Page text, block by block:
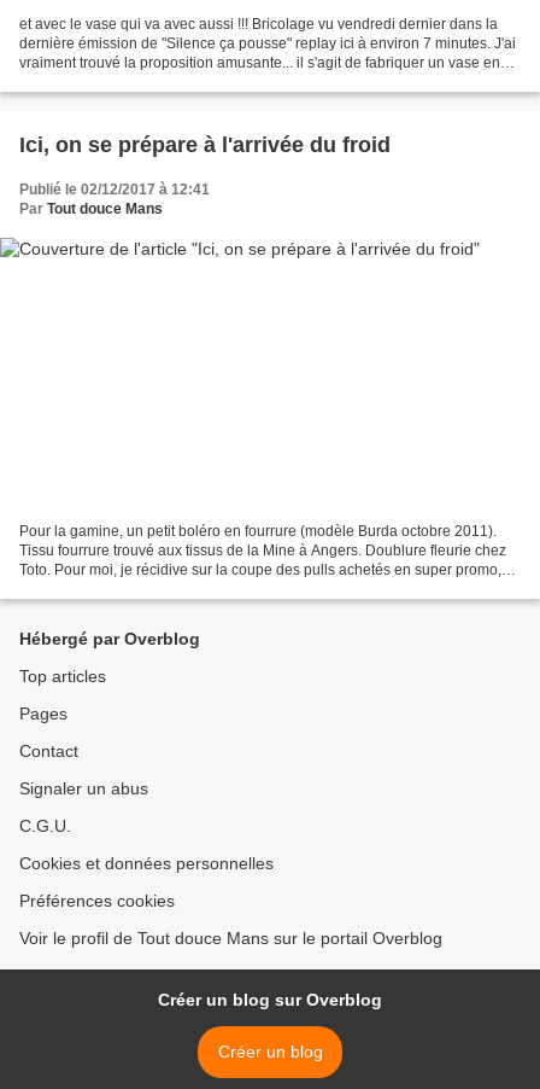
et avec le vase qui va avec aussi !!! Bricolage vu vendredi dernier dans la
dernière émission de "Silence ça pousse" replay ici à environ 7 minutes. J'ai
vraiment trouvé la proposition amusante... il s'agit de fabriquer un vase en
Ici, on se prépare à l'arrivée du froid
Publié le 02/12/2017 à 12:41
Par Tout douce Mans
Pour la gamine, un petit boléro en fourrure (modèle Burda octobre 2011).
Tissu fourrure trouvé aux tissus de la Mine à Angers. Doublure fleurie chez
Toto. Pour moi, je récidive sur la coupe des pulls achetés en super promo,
Hébergé par Overblog
Top articles
Pages
Contact
Signaler un abus
C.G.U.
Cookies et données personnelles
Préférences cookies
Voir le profil de Tout douce Mans sur le portail Overblog
Créer un blog sur Overblog
Créer un blog